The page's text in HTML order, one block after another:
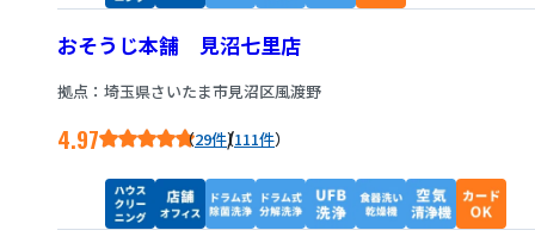
おそうじ本舗 見沼七里店
拠点：埼玉県さいたま市見沼区風渡野
4.97 29件/111件